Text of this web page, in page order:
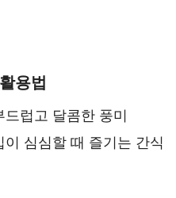
활용법
드럽고 달콤한 풍미
이 심심할 때 즐기는 간식